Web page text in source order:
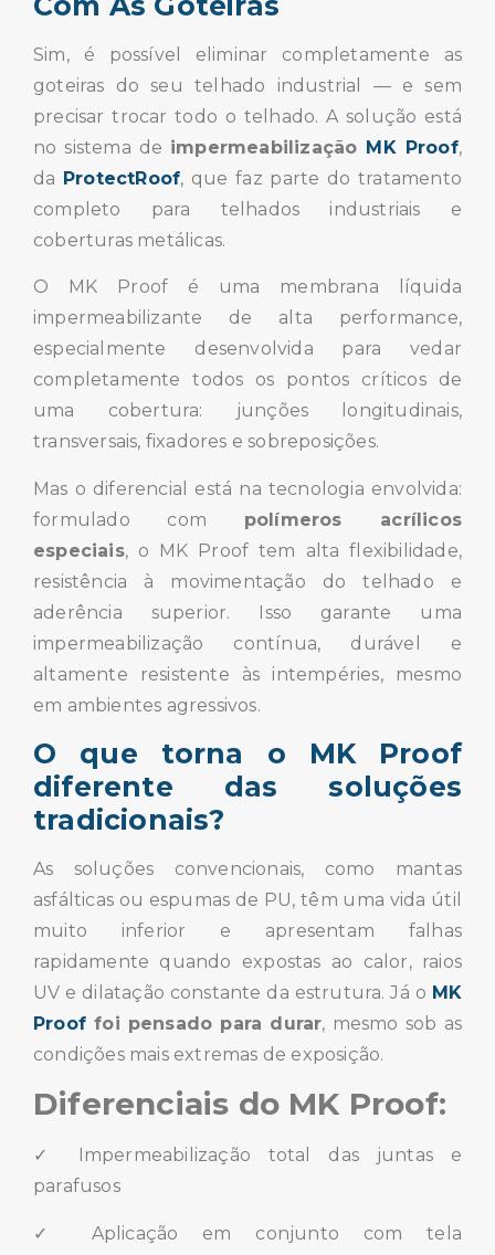
Sim, é possível eliminar completamente as
goteiras do seu telhado industrial — e sem
precisar trocar todo o telhado. A solução está
no sistema de impermeabilização MK Proof,
da ProtectRoof, que faz parte do tratamento
completo para telhados industriais e
coberturas metálicas.
O MK Proof é uma membrana líquida
impermeabilizante de alta performance,
especialmente desenvolvida para vedar
completamente todos os pontos críticos de
uma cobertura: junções longitudinais,
transversais, fixadores e sobreposições.
Mas o diferencial está na tecnologia envolvida:
formulado com polímeros acrílicos
especiais, o MK Proof tem alta flexibilidade,
resistência à movimentação do telhado e
aderência superior. Isso garante uma
impermeabilização contínua, durável e
altamente resistente às intempéries, mesmo
em ambientes agressivos.
O que torna o MK Proof
diferente das soluções
tradicionais?
As soluções convencionais, como mantas
asfálticas ou espumas de PU, têm uma vida útil
muito inferior e apresentam falhas
rapidamente quando expostas ao calor, raios
UV e dilatação constante da estrutura. Já o MK
Proof foi pensado para durar, mesmo sob as
condições mais extremas de exposição.
Diferenciais do MK Proof:
✓ Impermeabilização total das juntas e
parafusos
✓ Aplicação em conjunto com tela